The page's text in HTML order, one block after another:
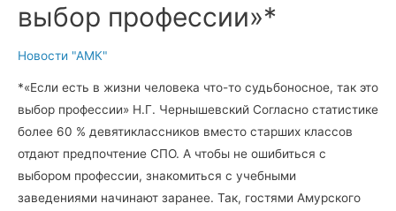
выбор профессии»*
Новости "АМК"
*«Если есть в жизни человека что-то судьбоносное, так это
выбор профессии» Н.Г. Чернышевский Согласно статистике
более 60 % девятиклассников вместо старших классов
отдают предпочтение СПО. А чтобы не ошибиться с
выбором профессии, знакомиться с учебными
заведениями начинают заранее. Так, гостями Амурского